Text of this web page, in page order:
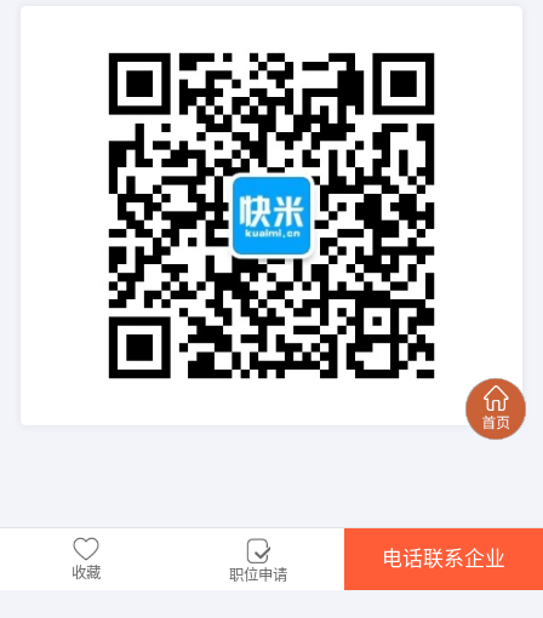
收藏 职位申请
电话联系企业